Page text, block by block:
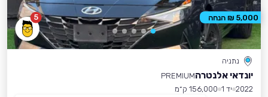
5
נתניה
יונדאי אלנטרהPREMIUM
2022 יד 1
156,000 ק״מ
5,000 ₪ הנחה